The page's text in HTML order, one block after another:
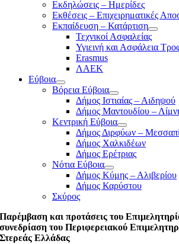
Εκδηλώσεις – Ημερίδες
Εκθέσεις – Επιχειρηματικές
Εκπαίδευση – Κατάρτιση
Τεχνικοί Ασφαλείας
Υγιεινή και Ασφάλεια
Erasmus
ΛΑΕΚ
Εύβοια
Βόρεια Εύβοια
Δήμος Ιστιαίας – Αιδηψού
Δήμος Μαντουδίου –
Κεντρική Εύβοια
Δήμος Διρφύων –
Δήμος Χαλκιδέων
Δήμος Ερέτριας
Νότια Εύβοια
Δήμος Κύμης – Αλιβερίου
Δήμος Καρύστου
Σκύρος
Παρέμβαση και προτάσεις του
συνεδρίαση του Περιφερειακού
Στερεάς Ελλάδας